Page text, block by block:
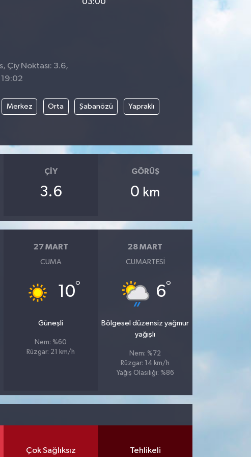
Çiy Noktası: 3.6,
19:02
Merkez Orta Şabanözü Yapraklı
ÇIY
3.6
GÖRÜŞ
0 km
27 MART
CUMA
10°
Güneşli
Nem: %60
Rüzgar: 21 km/h
28 MART
CUMARTESI
6°
Bölgesel düzensiz yağmur
yağışlı
Nem: %72
Rüzgar: 14 km/h
Yağış Olasılığı: %86
Çok Sağlıksız Tehlikeli